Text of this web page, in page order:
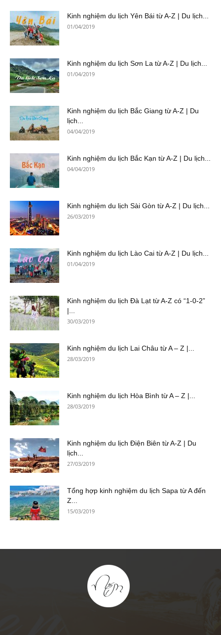
Kinh nghiệm du lịch Yên Bái từ A-Z | Du lịch...
01/04/2019
Kinh nghiệm du lịch Sơn La từ A-Z | Du lịch...
01/04/2019
Kinh nghiệm du lịch Bắc Giang từ A-Z | Du
lịch...
04/04/2019
Kinh nghiệm du lịch Bắc Kạn từ A-Z | Du lịch...
04/04/2019
Kinh nghiệm du lịch Sài Gòn từ A-Z | Du lịch...
26/03/2019
Kinh nghiệm du lịch Lào Cai từ A-Z | Du lịch...
01/04/2019
Kinh nghiệm du lịch Đà Lạt từ A-Z có “1-0-2”
|...
30/03/2019
Kinh nghiệm du lịch Lai Châu từ A – Z |...
28/03/2019
Kinh nghiệm du lịch Hòa Bình từ A – Z |...
28/03/2019
Kinh nghiệm du lịch Điện Biên từ A-Z | Du
lịch...
27/03/2019
Tổng hợp kinh nghiệm du lịch Sapa từ A đến
Z...
15/03/2019